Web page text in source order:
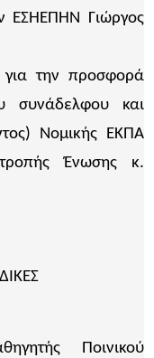
ΕΣΗΕΠΗΝ Γιώργος
για την προσφορά
συνάδελφου και
Νομικής ΕΚΠΑ
Ένωσης κ.
Ποινικού